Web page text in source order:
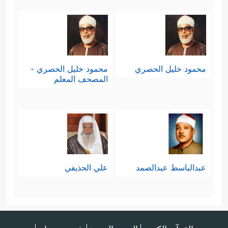
محمود خليل الحصري
محمود خليل الحصري -
المصحف المعلم
عبدالباسط عبدالصمد علي الحذيفي